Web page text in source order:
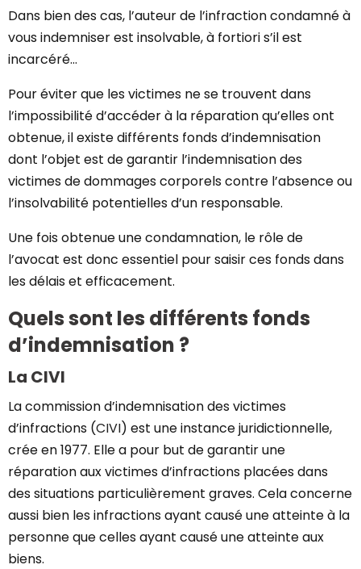
Dans bien des cas, l’auteur de l’infraction condamné à
vous indemniser est insolvable, à fortiori s’il est
incarcéré…
Pour éviter que les victimes ne se trouvent dans
l’impossibilité d’accéder à la réparation qu’elles ont
obtenue, il existe différents fonds d’indemnisation
dont l’objet est de garantir l’indemnisation des
victimes de dommages corporels contre l’absence ou
l’insolvabilité potentielles d’un responsable.
Une fois obtenue une condamnation, le rôle de
l’avocat est donc essentiel pour saisir ces fonds dans
les délais et efficacement.
Quels sont les différents fonds
d’indemnisation ?
La CIVI
La commission d’indemnisation des victimes
d’infractions (CIVI) est une instance juridictionnelle,
crée en 1977. Elle a pour but de garantir une
réparation aux victimes d’infractions placées dans
des situations particulièrement graves. Cela concerne
aussi bien les infractions ayant causé une atteinte à la
personne que celles ayant causé une atteinte aux
biens.